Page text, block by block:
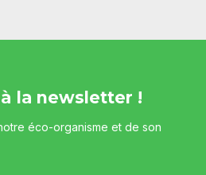
la newsletter !
éco-organisme et de son